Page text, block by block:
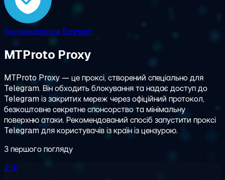
РекомендованеБезпека
MTProto Proxy
MTProto Proxy — це проксі, створений спеціально для
Telegram. Він обходить блокування та надає доступ до
Telegram із закритих мереж через офіційний протокол,
безкоштовне секретне спонсорство та мінімальну
поверхню атаки. Рекомендований спосіб запустити проксі
Telegram для користувачів із країн із цензурою.
З першого погляду
2.1k